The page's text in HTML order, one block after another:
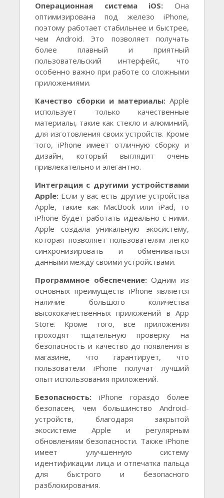
Операционная система iOS: Она
оптимизирована под железо iPhone,
поэтому работает стабильнее и быстрее,
чем Android. Это позволяет получать
более плавный и приятный
пользовательский интерфейс, что
особенно важно при работе со сложными
приложениями.
Качество сборки и материалы: Apple
использует только качественные
материалы, такие как стекло и алюминий,
для изготовления своих устройств. Кроме
того, iPhone имеет отличную сборку и
дизайн, который выглядит очень
привлекательно и элегантно.
Интеграция с другими устройствами
Apple: Если у вас есть другие устройства
Apple, такие как MacBook или iPad, то
iPhone будет работать идеально с ними.
Apple создала уникальную экосистему,
которая позволяет пользователям легко
синхронизировать и обмениваться
данными между своими устройствами.
Программное обеспечение:Одним из
основных преимуществ iPhone является
наличие большого количества
высококачественных приложений в App
Store. Кроме того, все приложения
проходят тщательную проверку на
безопасность и качество до появления в
магазине, что гарантирует, что
пользователи iPhone получат лучший
опыт использования приложений.
Безопасность: iPhone гораздо более
безопасен, чем большинство Android-
устройств, благодаря закрытой
экосистеме Apple и регулярным
обновлениям безопасности. Также iPhone
имеет улучшенную систему
идентификации лица и отпечатка пальца
для быстрого и безопасного
разблокирования.